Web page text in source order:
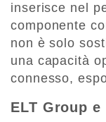
inserisce nel
componente
non è solo
una capacità
connesso,
ELT Group